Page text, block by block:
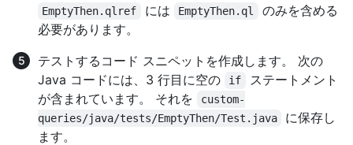
EmptyThen.qlref には EmptyThen.ql
のみを含める
必要があります。
テストするコード スニペットを作成します。 次の
Java コードには、3 行目に空の
if
ステートメント
が含まれています。 それを
custom-
queries/java/tests/EmptyThen/Test.java
に保存し
ます。